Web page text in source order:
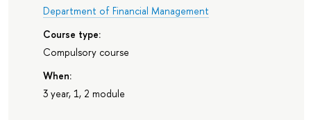
Department of Financial Management
Course type:
Compulsory course
When:
3 year, 1, 2 module